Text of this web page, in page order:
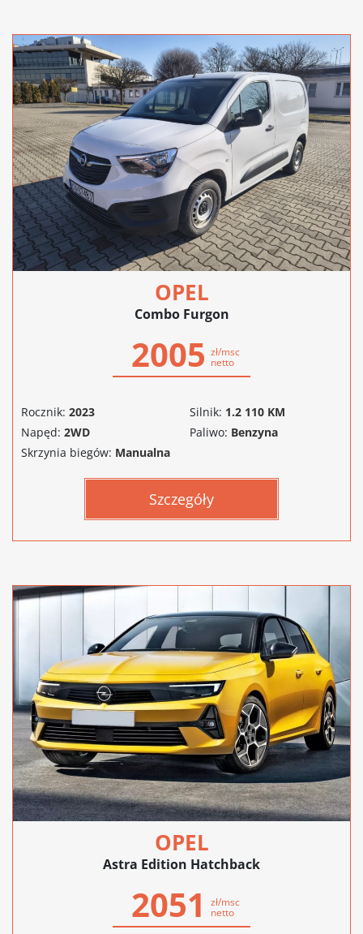
OPEL
Combo Furgon
2005 zł/msc
netto
Rocznik: 2023
Napęd: 2WD
Silnik: 1.2 110 KM
Paliwo: Benzyna
Skrzynia biegów: Manualna
Szczegóły
OPEL
Astra Edition Hatchback
2051 zł/msc
netto